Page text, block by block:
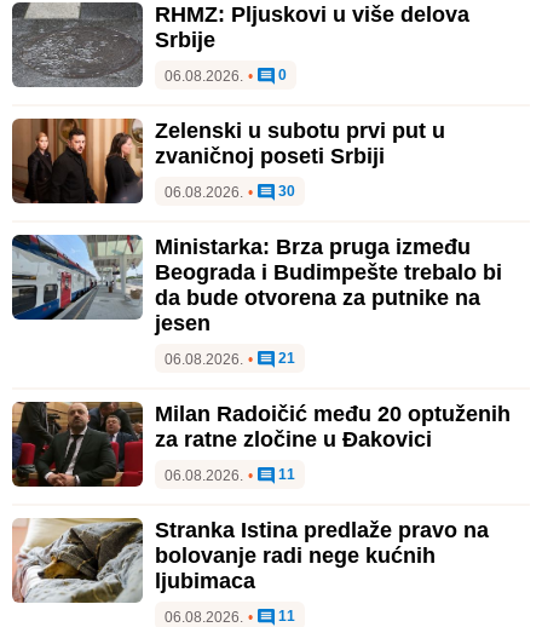
RHMZ: Pljuskovi u više delova
Srbije
06.08.2026. • 0
Zelenski u subotu prvi put u
zvaničnoj poseti Srbiji
06.08.2026. • 30
Ministarka: Brza pruga između
Beograda i Budimpešte trebalo bi
da bude otvorena za putnike na
jesen
06.08.2026. • 21
Milan Radoičić među 20 optuženih
za ratne zločine u Đakovici
06.08.2026. • 11
Stranka Istina predlaže pravo na
bolovanje radi nege kućnih
ljubimaca
06.08.2026. • 11